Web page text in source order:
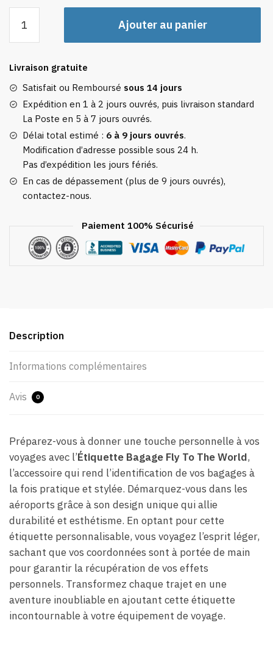
Étiquette
Fly
To
The
World
Ajouter au panier
Livraison gratuite
Satisfait ou Remboursé sous 14 jours
Expédition en 1 à 2 jours ouvrés, puis livraison standard
La Poste en 5 à 7 jours ouvrés.
Délai total estimé : 6 à 9 jours ouvrés.
Modification d’adresse possible sous 24 h.
Pas d’expédition les jours fériés.
En cas de dépassement (plus de 9 jours ouvrés),
contactez-nous.
Paiement 100% Sécurisé
Description
Informations complémentaires
Avis 0
Préparez-vous à donner une touche personnelle à vos
voyages avec l’Étiquette Bagage Fly To The World,
l’accessoire qui rend l’identification de vos bagages à
la fois pratique et stylée. Démarquez-vous dans les
aéroports grâce à son design unique qui allie
durabilité et esthétisme. En optant pour cette
étiquette personnalisable, vous voyagez l’esprit léger,
sachant que vos coordonnées sont à portée de main
pour garantir la récupération de vos effets
personnels. Transformez chaque trajet en une
aventure inoubliable en ajoutant cette étiquette
incontournable à votre équipement de voyage.